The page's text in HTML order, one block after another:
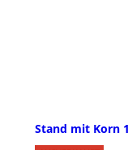
Stand mit Korn